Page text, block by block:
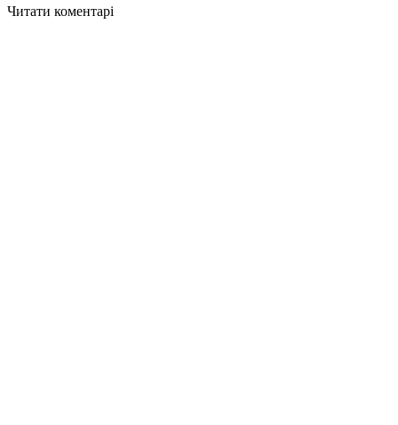
Читати коментарі